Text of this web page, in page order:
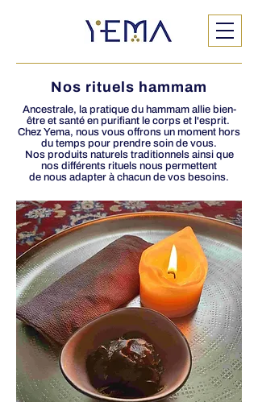
Nos rituels hammam
Ancestrale, la pratique du hammam allie bien-
être et santé en purifiant le corps et l'esprit.
Chez Yema, nous vous offrons un moment hors
du temps pour prendre soin de vous.
Nos produits naturels traditionnels ainsi que
nos différents rituels nous permettent
de nous adapter à chacun de vos besoins.